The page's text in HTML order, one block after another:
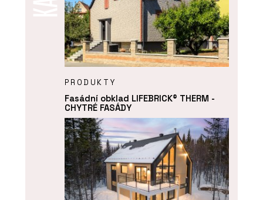
PRODUKTY
Fasádní obklad LIFEBRICK® THERM -
CHYTRÉ FASÁDY